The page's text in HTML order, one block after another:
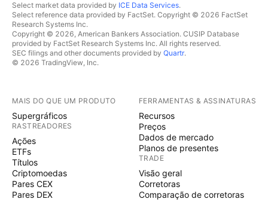
Select market data provided by ICE Data Services.
Select reference data provided by FactSet. Copyright © 2026 FactSet
Research Systems Inc.
Copyright © 2026, American Bankers Association. CUSIP Database
provided by FactSet Research Systems Inc. All rights reserved.
SEC filings and other documents provided by Quartr.
© 2026 TradingView, Inc.
MAIS DO QUE UM PRODUTO
Supergráficos
RASTREADORES
Ações
ETFs
Títulos
Criptomoedas
Pares CEX
Pares DEX
FERRAMENTAS & ASSINATURAS
Recursos
Preços
Dados de mercado
Planos de presentes
TRADE
Visão geral
Corretoras
Comparação de corretoras